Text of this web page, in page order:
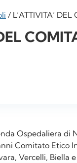
/ L’ATTIVITA’
Ospedaliera di
Comitato Etico
Vercelli, Biella